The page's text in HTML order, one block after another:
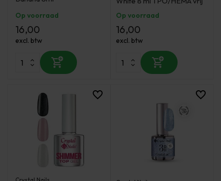
Op voorraad
16,00
excl. btw
Op voorraad
16,00
excl. btw